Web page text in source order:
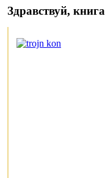
Здравствуй,